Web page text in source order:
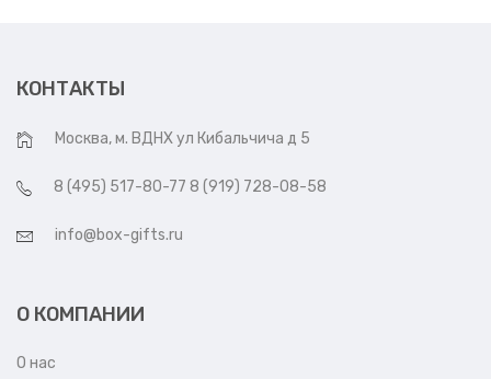
КОНТАКТЫ
Москва, м. ВДНХ ул Кибальчича д 5
8 (495) 517-80-77 8 (919) 728-08-58
info@box-gifts.ru
О КОМПАНИИ
О нас